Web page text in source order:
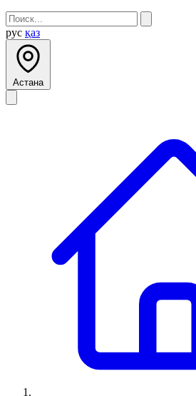
рус қаз
Астана